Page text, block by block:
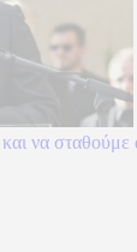
να σταθούμε